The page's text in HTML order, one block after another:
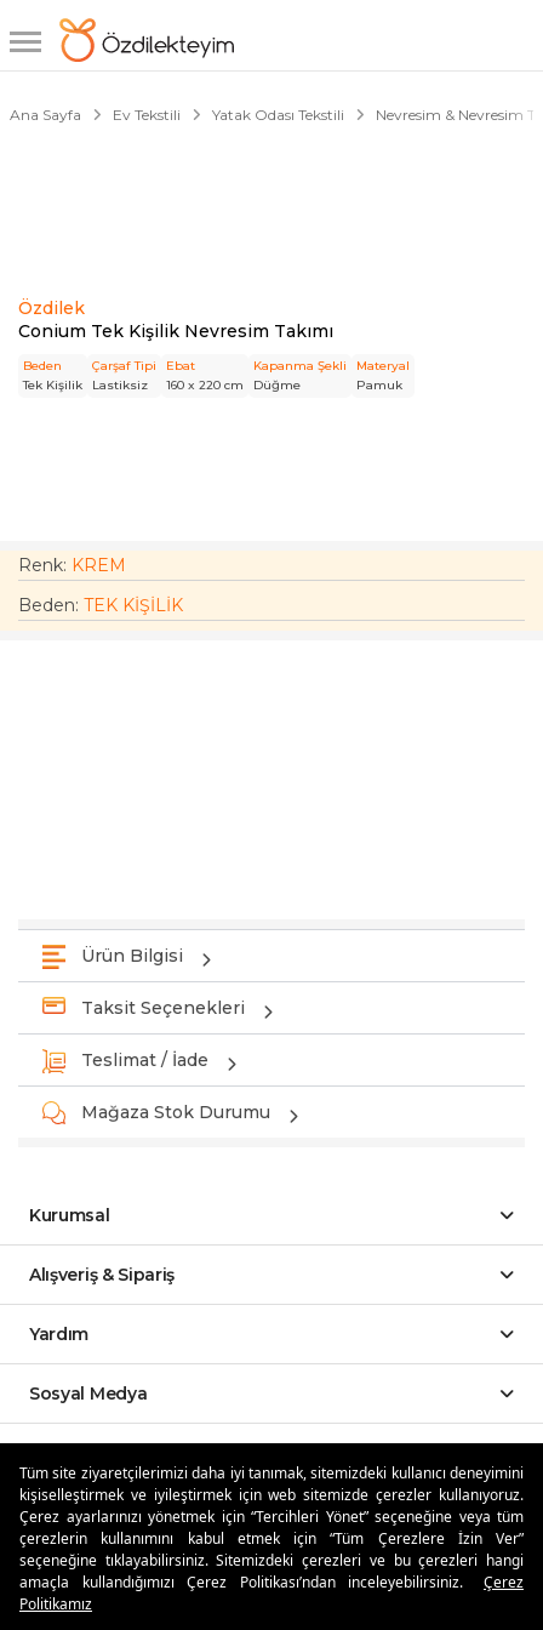
Tüm site ziyaretçilerimizi daha iyi tanımak, sitemizdeki kullanıcı deneyimini
kişiselleştirmek ve iyileştirmek için web sitemizde çerezler kullanıyoruz.
Çerez ayarlarınızı yönetmek için “Tercihleri Yönet” seçeneğine veya tüm
çerezlerin kullanımını kabul etmek için “Tüm Çerezlere İzin Ver”
seçeneğine tıklayabilirsiniz. Sitemizdeki çerezleri ve bu çerezleri hangi
amaçla kullandığımızı Çerez Politikası’ndan inceleyebilirsiniz.
Çerez
Politikamız
Ana Sayfa Ev Tekstili Yatak Odası Tekstili Nevresim & Nevresim
Özdilek
Conium Tek Kişilik Nevresim Takımı
Beden
Tek Kişilik
Çarşaf Tipi
Lastiksiz
Ebat
160 x 220 cm
Kapanma Şekli
Düğme
Materyal
Pamuk
1/3
Renk: KREM
Beden: TEK KİŞİLİK
Ürün Bilgisi
Taksit Seçenekleri
Teslimat / İade
Mağaza Stok Durumu
Kurumsal
Alışveriş & Sipariş
Yardım
Sosyal Medya
Özdilekteyim'de Taksit Avantajları
Güvenli Alışveriş